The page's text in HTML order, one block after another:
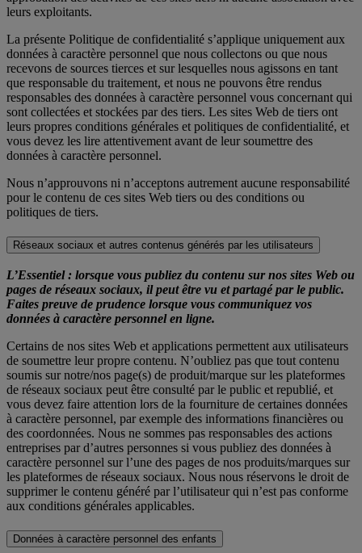
leurs exploitants.
La présente Politique de confidentialité s’applique uniquement aux
données à caractère personnel que nous collectons ou que nous
recevons de sources tierces et sur lesquelles nous agissons en tant
que responsable du traitement, et nous ne pouvons être rendus
responsables des données à caractère personnel vous concernant qui
sont collectées et stockées par des tiers. Les sites Web de tiers ont
leurs propres conditions générales et politiques de confidentialité, et
vous devez les lire attentivement avant de leur soumettre des
données à caractère personnel.
Nous n’approuvons ni n’acceptons autrement aucune responsabilité
pour le contenu de ces sites Web tiers ou des conditions ou
politiques de tiers.
Réseaux sociaux et autres contenus générés par les utilisateurs
L’Essentiel : lorsque vous publiez du contenu sur nos sites Web ou
pages de réseaux sociaux, il peut être vu et partagé par le public.
Faites preuve de prudence lorsque vous communiquez vos
données à caractère personnel en ligne.
Certains de nos sites Web et applications permettent aux utilisateurs
de soumettre leur propre contenu. N’oubliez pas que tout contenu
soumis sur notre/nos page(s) de produit/marque sur les plateformes
de réseaux sociaux peut être consulté par le public et republié, et
vous devez faire attention lors de la fourniture de certaines données
à caractère personnel, par exemple des informations financières ou
des coordonnées. Nous ne sommes pas responsables des actions
entreprises par d’autres personnes si vous publiez des données à
caractère personnel sur l’une des pages de nos produits/marques sur
les plateformes de réseaux sociaux. Nous nous réservons le droit de
supprimer le contenu généré par l’utilisateur qui n’est pas conforme
aux conditions générales applicables.
Données à caractère personnel des enfants